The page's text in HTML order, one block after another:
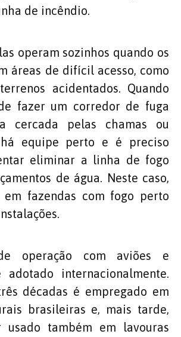
de incêndio.
operam sozinhos quando os
áreas de difícil acesso, como
acidentados. Quando
fazer um corredor de fuga
cercada pelas chamas ou
equipe perto e é preciso
eliminar a linha de fogo
de água. Neste caso,
em fazendas com fogo perto
operação com aviões e
adotado internacionalmente.
décadas é empregado em
brasileiras e, mais tarde,
usado também em lavouras